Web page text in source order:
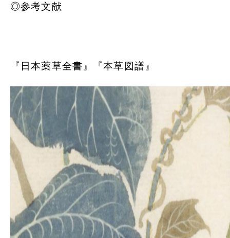
◎参考文献
『日本薬草全書』『本草図譜』